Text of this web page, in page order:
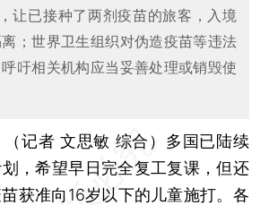
让已接种了两剂疫苗的旅客，入境
；世界卫生组织对伪造疫苗等违法
吁相关机构应当妥善处理或销毁使
（记者 文思敏 综合） 多国已陆续
，希望早日完全复工复课，但还
获准向16岁以下的儿童施打。各